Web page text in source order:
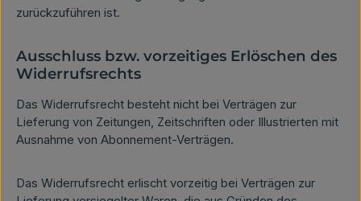
zurückzuführen ist.
Ausschluss bzw. vorzeitiges Erlöschen des
Widerrufsrechts
Das Widerrufsrecht besteht nicht bei Verträgen zur
Lieferung von Zeitungen, Zeitschriften oder Illustrierten mit
Ausnahme von Abonnement-Verträgen.
Das Widerrufsrecht erlischt vorzeitig bei Verträgen zur